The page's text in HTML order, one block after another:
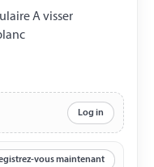
A visser
Log in
vous maintenant